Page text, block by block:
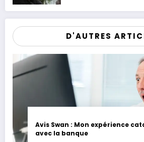
D'AUTRES
Avis Swan : Mon expérience
avec la banque